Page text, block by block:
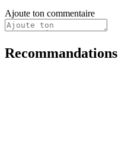
Ajoute ton commentaire
Recommandations